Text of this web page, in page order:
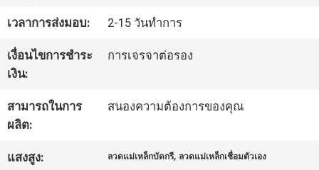
ควบคุม
คุณภาพ
ติดต่อ
เรา
เวลาการส่งมอบ: 2-15 วันทำการ
เงื่อนไขการชำระ
เงิน:
การเจรจาต่อรอง
สามารถในการ
ผลิต:
สนองความต้องการของคุณ
แสงสูง: ลวดแม่เหล็กบัดกรี, ลวดแม่เหล็กเชื่อมตัวเอง